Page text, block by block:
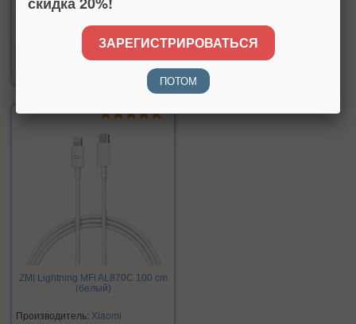
ZMI Lightning MFi AL870C 100 cm
(белый)
Производитель: Xiaomi
ЗАРЕГИСТРИРОВАТЬСЯ
ПОТОМ